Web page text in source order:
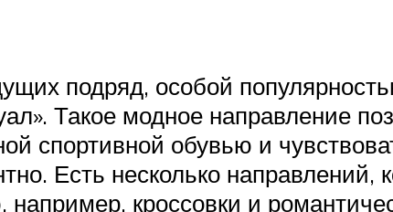
подряд, особой
Такое модное направление
спортивной обувью и
Есть несколько
кроссовки и